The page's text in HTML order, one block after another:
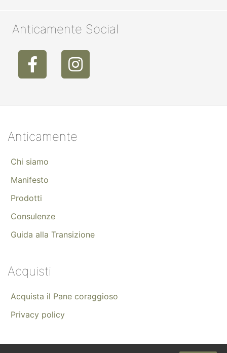
Anticamente Social
Anticamente
Chi siamo
Manifesto
Prodotti
Consulenze
Guida alla Transizione
Acquisti
Acquista il Pane coraggioso
Privacy policy